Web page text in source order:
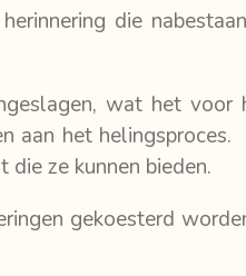
die
wat het voor
aan het
ze kunnen bieden.
gekoesterd